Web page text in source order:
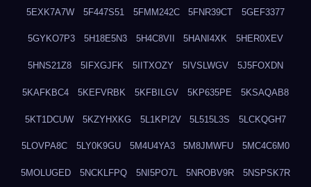
5EXK7A7W 5F447S51 5FMM242C 5FNR39CT 5GEF3377
5GYKO7P3 5H18E5N3 5H4C8VII 5HANI4XK 5HER0XEV
5HNS21Z8 5IFXGJFK 5IITXOZY 5IVSLWGV 5J5FOXDN
5KAFKBC4 5KEFVRBK 5KFBILGV 5KP635PE 5KSAQAB8
5KT1DCUW 5KZYHXKG 5L1KPI2V 5L515L3S 5LCKQGH7
5LOVPA8C 5LY0K9GU 5M4U4YA3 5M8JMWFU 5MC4C6M0
5MOLUGED 5NCKLFPQ 5NI5PO7L 5NROBV9R 5NSPSK7R